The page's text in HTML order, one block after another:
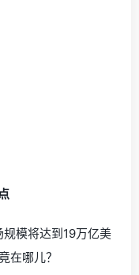
模将达到19万亿美
在哪儿？